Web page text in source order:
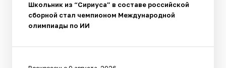
Школьник из “Сириуса” в составе российской
сборной стал чемпионом Международной
олимпиады по ИИ